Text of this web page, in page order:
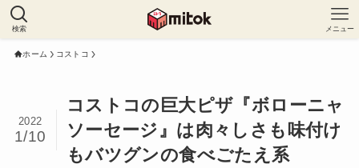
検索 メニュー
ホーム コストコ
コストコの巨大ピザ『ボローニャ
ソーセージ』は肉々しさも味付け
もバツグンの食べごたえ系
2022
1/10